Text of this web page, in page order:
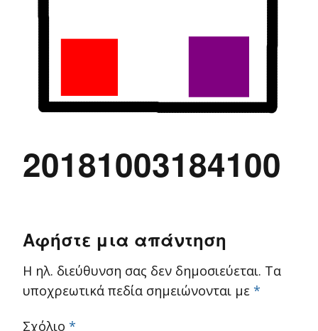
20181003184100
Αφήστε μια απάντηση
Η ηλ. διεύθυνση σας δεν δημοσιεύεται. Τα
υποχρεωτικά πεδία σημειώνονται με *
Σχόλιο *